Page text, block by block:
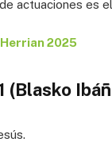
actuaciones es
2025
(Blasko